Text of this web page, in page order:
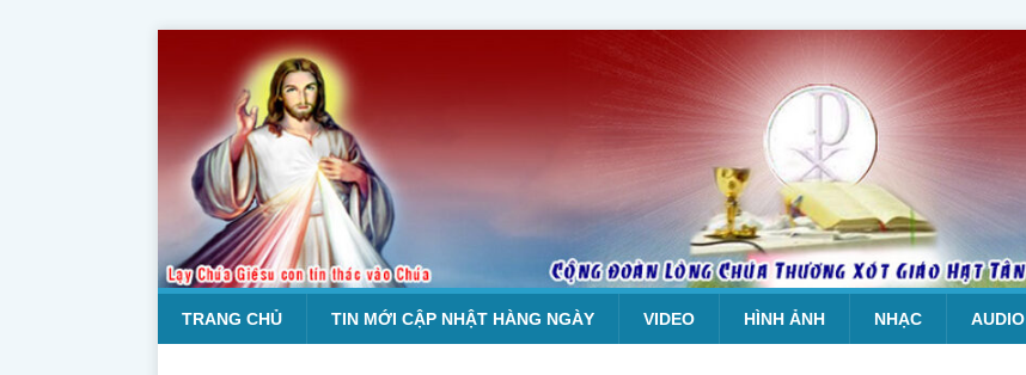
TRANG CHỦ TIN MỚI CẬP NHẬT HÀNG NGÀY VIDEO HÌNH ẢNH NHẠC AUDIO